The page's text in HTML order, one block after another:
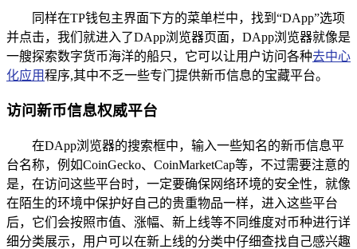
同样在TP钱包主界面下方的菜单栏中，找到“DApp”选项
并点击，我们就进入了DApp浏览器页面，DApp浏览器就像是
一艘探索数字货币海洋的船只，它可以让用户访问各种去中心
化应用程序,其中不乏一些专门提供新币信息的宝藏平台。
访问新币信息权威平台
在DApp浏览器的搜索框中，输入一些知名的新币信息平
台名称，例如CoinGecko、CoinMarketCap等，不过需要注意的
是，在访问这些平台时，一定要确保网络环境的安全性，就像
在陌生的环境中保护好自己的贵重物品一样，进入这些平台
后，它们会按照市值、涨幅、新上线等不同维度对币种进行详
细分类展示，用户可以在新上线的分类中仔细查找自己感兴趣